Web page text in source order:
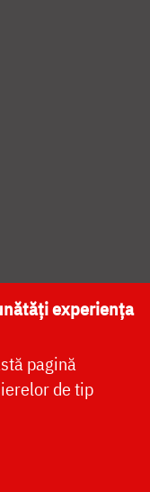
NAȚIONALĂ
MEDIA
experiența
pagină
de tip